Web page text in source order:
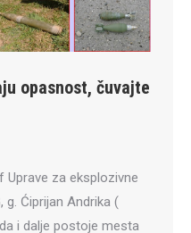
opasnost, čuvajte
Uprave za eksplozivne
g. Ćiprijan Andrika (
i dalje postoje mesta